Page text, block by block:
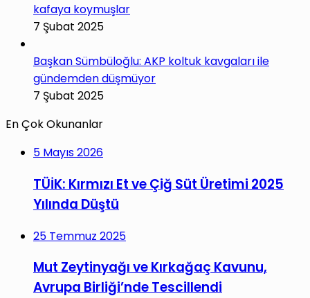
kafaya koymuşlar
7 Şubat 2025
Başkan Sümbüloğlu: AKP koltuk kavgaları ile
gündemden düşmüyor
7 Şubat 2025
En Çok Okunanlar
5 Mayıs 2026
TÜİK: Kırmızı Et ve Çiğ Süt Üretimi 2025
Yılında Düştü
25 Temmuz 2025
Mut Zeytinyağı ve Kırkağaç Kavunu,
Avrupa Birliği’nde Tescillendi